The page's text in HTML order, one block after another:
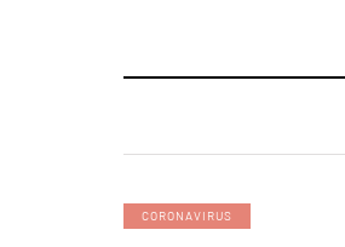
CORONAVIRUS